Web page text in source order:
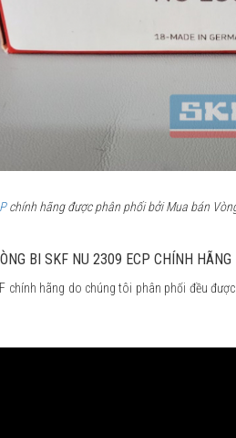
chính hãng được phân phối bởi Mua bán
BI SKF NU 2309 ECP CHÍNH HÃNG
chính hãng do chúng tôi phân phối đều